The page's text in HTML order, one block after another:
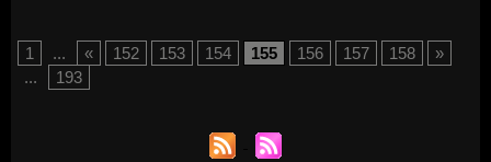
1 ... « 152 153 154 155 156 157 158
»
...
193